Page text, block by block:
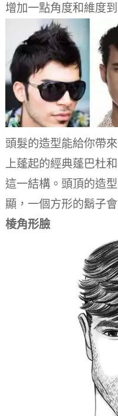
增加一點角度和維度
頭髮的造型能給你帶
上蓬起的經典蓬巴杜
這一結構。 頭頂的造
顯，一個方形的鬍子
棱角形臉